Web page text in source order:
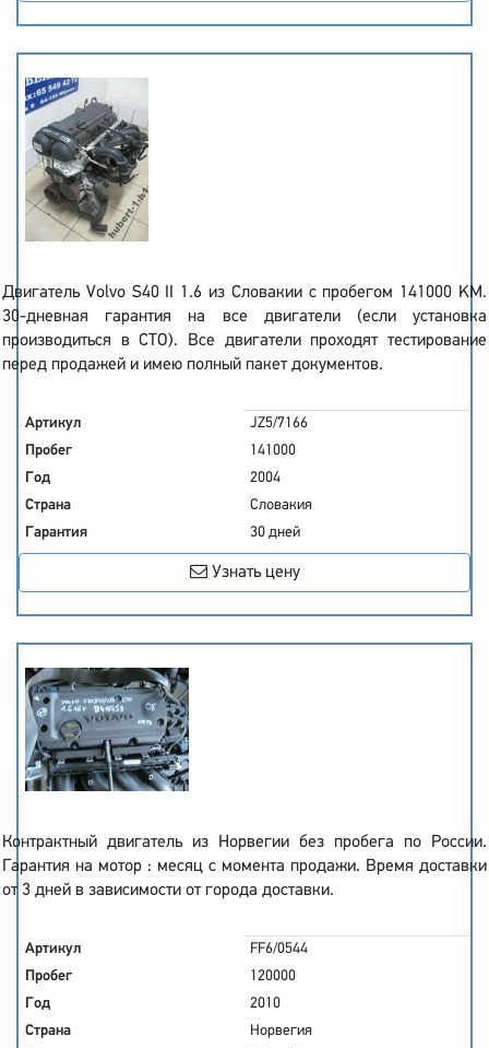
Двигатель Volvo S40 II 1.6 из Словакии с пробегом 141000 KM.
30-дневная гарантия на все двигатели (если установка
производиться в СТО). Все двигатели проходят тестирование
перед продажей и имею полный пакет документов.
Артикул
JZ5/7166
Пробег
141000
Год
2004
Страна
Словакия
Гарантия
30 дней
Узнать цену
Контрактный двигатель из Норвегии без пробега по России.
Гарантия на мотор : месяц с момента продажи. Время доставки
от 3 дней в зависимости от города доставки.
Артикул
FF6/0544
Пробег
120000
Год
2010
Страна
Норвегия